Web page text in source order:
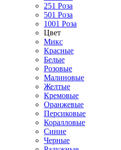
251 Роза
501 Роза
1001 Роза
Цвет
Микс
Красные
Белые
Розовые
Малиновые
Желтые
Кремовые
Оранжевые
Персиковые
Коралловые
Синие
Черные